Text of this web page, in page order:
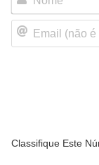
Classifique Este